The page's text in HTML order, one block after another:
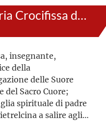
Maria Crocifissa del Divino Amore (Maria Gargani)
insegnante,
della
delle Suore
del Sacro Cuore;
spirituale di padre
a salire agli